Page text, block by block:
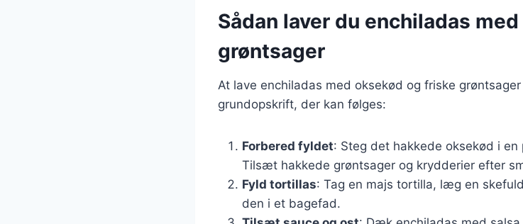
Sådan laver du enchiladas
grøntsager
At lave enchiladas med oksekød og friske
grundopskrift, der kan følges:
Forbered fyldet: Steg det hakkede oksekød i
Tilsæt hakkede grøntsager og krydderier efter
Fyld tortillas: Tag en majs tortilla, læg en
den i et bagefad.